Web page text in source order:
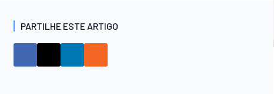
PARTILHE ESTE ARTIGO